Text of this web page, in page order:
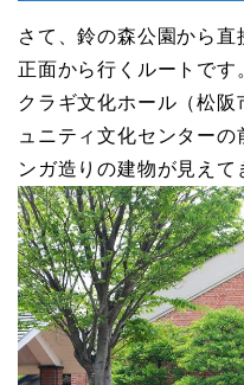
さて、鈴の森公園から直
正面から行くルートです
クラギ文化ホール（松阪
ュニティ文化センター
ンガ造りの建物が見えて